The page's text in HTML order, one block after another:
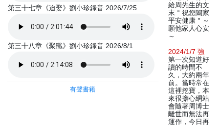
第三十七章《迫娶》劉小珍錄音 2026/7/25
第三十八章《聚殲》劉小珍錄音 2026/8/1
有聲書籍
給周先生的文
末＂祝您闔家
平安健康＂～
願他家人心安
～
2024/1/7 強
第一次知道好
讀的時間不
久，大約兩年
前。當時常在
這裡挖寶，本
來很擔心網站
會隨著周博士
離世而無法再
運作，今日再